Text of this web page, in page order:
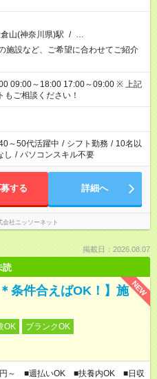
山(神奈川県)駅 / …
設など、ご希望に合わせてご紹介
～18:00 17:00～09:00 ※ 上記
ご相談ください！
～50代活躍中 / シフト勤務 / 10名以
し / パソコンスキル不要
する 詳細へ
会社ニッソーネット
掲載日：2026.08.07
読
NEW
条件合えばOK！】施
OK
ブランクOK
円～ ■週払いOK ■扶養内OK ■日収